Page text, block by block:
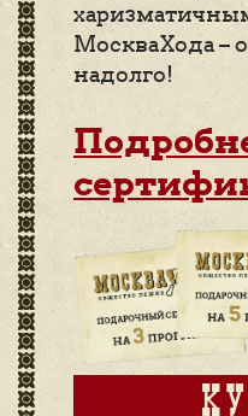
МоскваХода –
надолго!